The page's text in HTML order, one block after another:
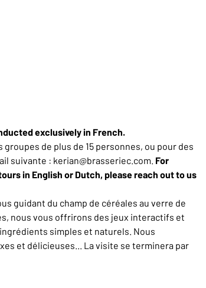
exclusively in French.
de plus de 15 personnes, ou pour des
suivante : kerian@brasseriec.com. For
in English or Dutch, please reach out to us
guidant du champ de céréales au verre de
nous vous offrirons des jeux interactifs et
simples et naturels. Nous
et délicieuses... La visite se terminera par